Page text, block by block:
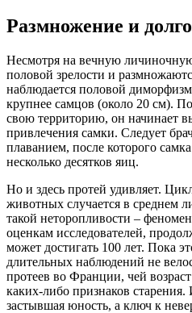
Размножение и
Несмотря на вечную
половой зрелости и
наблюдается половой
крупнее самцов (около 20 см).
свою территорию, он начинает
привлечения самки. Следует
плаванием, после которого
несколько десятков яиц.
Но и здесь протей удивляет.
животных случается в среднем
такой неторопливости –
оценкам исследователей,
может достигать 100 лет. Пока
длительных наблюдений не
протеев во Франции, чей
каких-либо признаков
застывшая юность, а ключ к